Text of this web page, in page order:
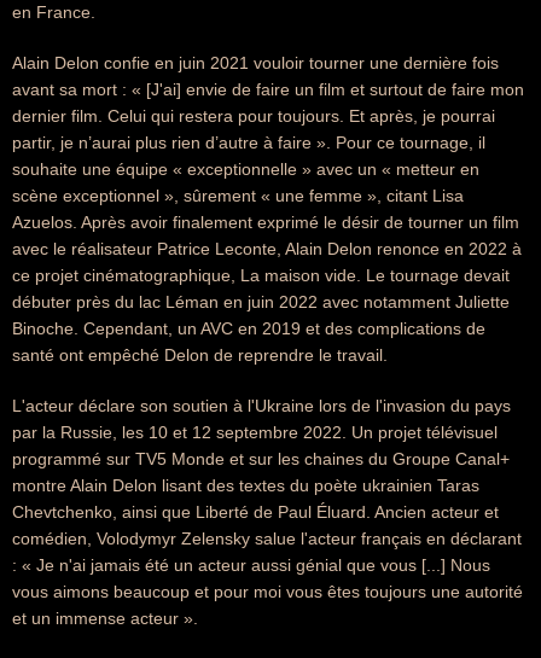
en France.
Alain Delon confie en juin 2021 vouloir tourner une dernière fois
avant sa mort : « [J'ai] envie de faire un film et surtout de faire mon
dernier film. Celui qui restera pour toujours. Et après, je pourrai
partir, je n’aurai plus rien d’autre à faire ». Pour ce tournage, il
souhaite une équipe « exceptionnelle » avec un « metteur en
scène exceptionnel », sûrement « une femme », citant Lisa
Azuelos. Après avoir finalement exprimé le désir de tourner un film
avec le réalisateur Patrice Leconte, Alain Delon renonce en 2022 à
ce projet cinématographique, La maison vide. Le tournage devait
débuter près du lac Léman en juin 2022 avec notamment Juliette
Binoche. Cependant, un AVC en 2019 et des complications de
santé ont empêché Delon de reprendre le travail.
L'acteur déclare son soutien à l'Ukraine lors de l'invasion du pays
par la Russie, les 10 et 12 septembre 2022. Un projet télévisuel
programmé sur TV5 Monde et sur les chaines du Groupe Canal+
montre Alain Delon lisant des textes du poète ukrainien Taras
Chevtchenko, ainsi que Liberté de Paul Éluard. Ancien acteur et
comédien, Volodymyr Zelensky salue l'acteur français en déclarant
: « Je n'ai jamais été un acteur aussi génial que vous [...] Nous
vous aimons beaucoup et pour moi vous êtes toujours une autorité
et un immense acteur ».